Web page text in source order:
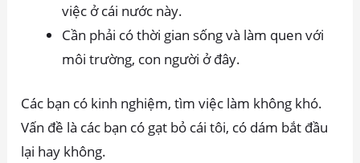
việc ở cái nước này.
Cần phải có thời gian sống và làm quen với
môi trường, con người ở đây.
Các bạn có kinh nghiệm, tìm việc làm không khó.
Vấn đề là các bạn có gạt bỏ cái tôi, có dám bắt đầu
lại hay không.